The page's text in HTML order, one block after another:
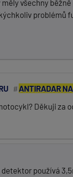
všechny
problémů
ANTIRADAR
Děkuji za
používá